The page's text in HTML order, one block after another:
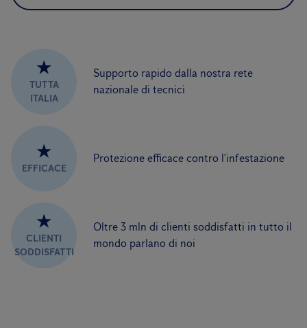
★
TUTTA
ITALIA
Supporto rapido dalla nostra rete
nazionale di tecnici
★
EFFICACE
Protezione efficace contro l’infestazione
★
CLIENTI
SODDISFATTI
Oltre 3 mln di clienti soddisfatti in tutto il
mondo parlano di noi